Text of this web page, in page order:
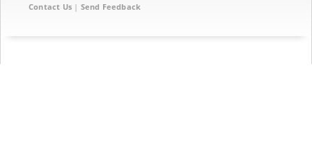
Contact Us | Send Feedback